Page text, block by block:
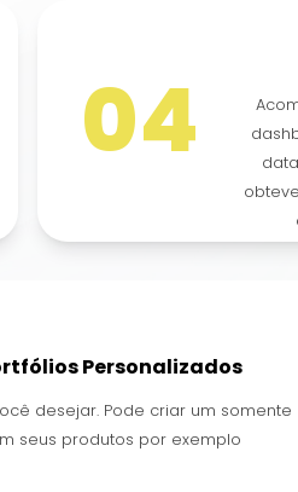
04
Personalizados
desejar. Pode criar um
seus produtos por exemplo